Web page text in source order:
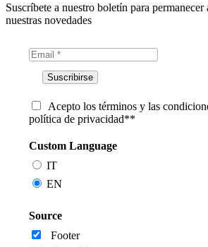
Suscríbete a nuestro boletín para permanecer
nuestras novedades
Acepto los términos y las
política de privacidad**
Custom Language
IT
EN
Source
Footer